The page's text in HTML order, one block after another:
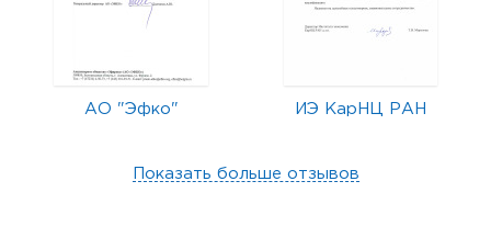
АО "Эфко" ИЭ КарНЦ РАН
Показать больше отзывов